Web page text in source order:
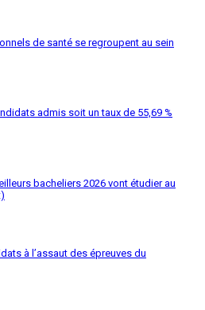
de santé se regroupent au sein
admis soit un taux de 55,69 %
bacheliers 2026 vont étudier au
à l’assaut des épreuves du